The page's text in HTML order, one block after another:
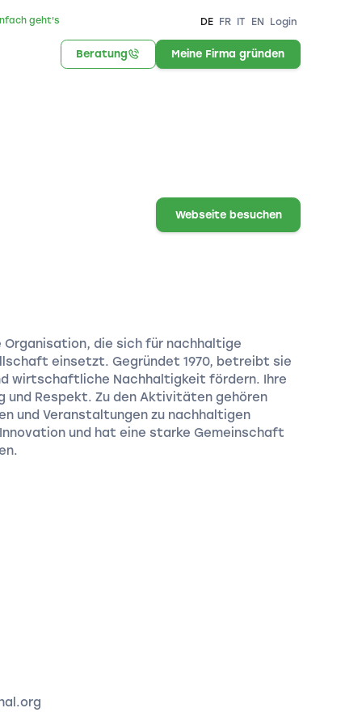
geht's DE FR IT EN Login
Beratung Meine Firma gründen
Webseite besuchen
die sich für nachhaltige
einsetzt. Gegründet 1970, betreibt sie
wirtschaftliche Nachhaltigkeit fördern. Ihre
und Respekt. Zu den Aktivitäten gehören
und Veranstaltungen zu nachhaltigen
und hat eine starke Gemeinschaft